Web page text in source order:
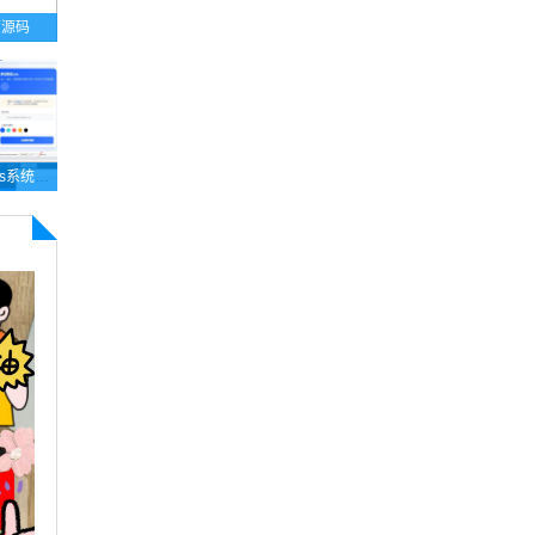
码
2026年梦幻防红cos系统带后台4.5版 生成链接全套防红